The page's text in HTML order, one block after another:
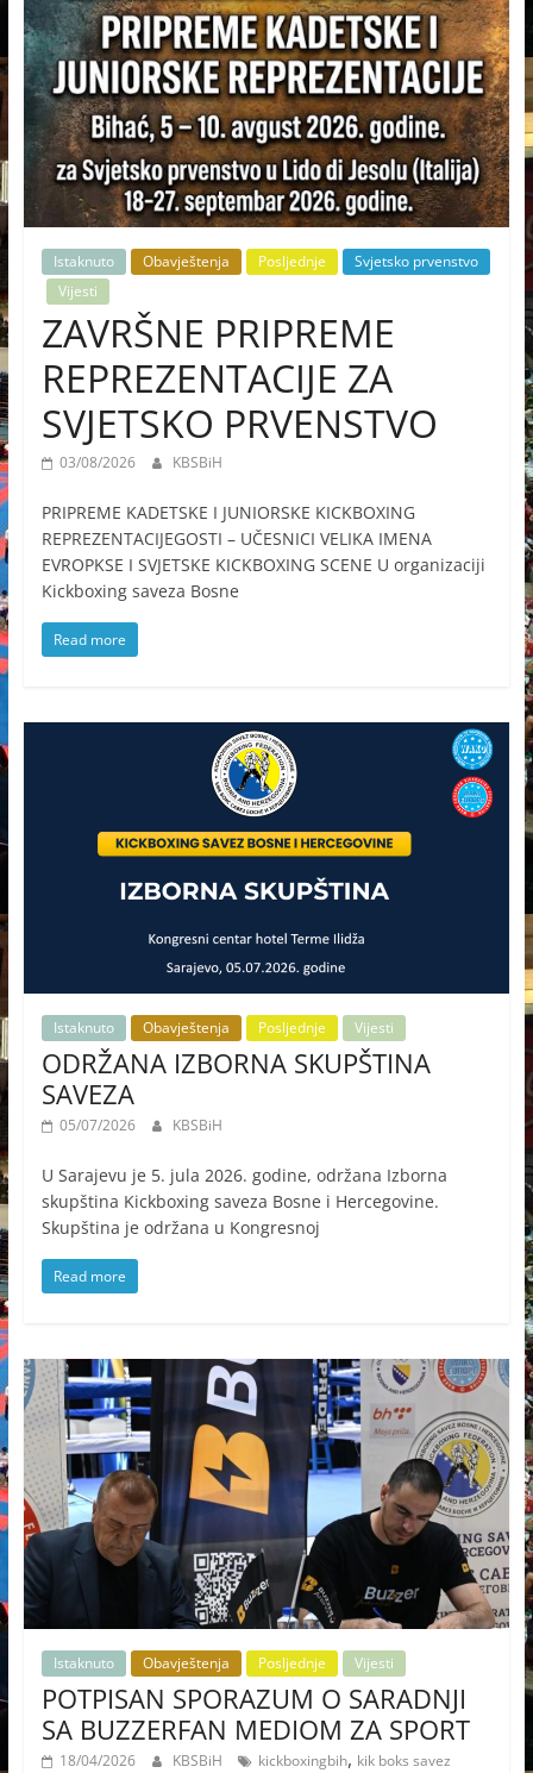
Istaknuto Obavještenja Posljednje
Svjetsko prvenstvo
Vijesti
ZAVRŠNE PRIPREME
REPREZENTACIJE ZA
SVJETSKO PRVENSTVO
03/08/2026 KBSBiH
PRIPREME KADETSKE I JUNIORSKE KICKBOXING
REPREZENTACIJEGOSTI – UČESNICI VELIKA IMENA
EVROPKSE I SVJETSKE KICKBOXING SCENE U organizaciji
Kickboxing saveza Bosne
Read more
Istaknuto Obavještenja Posljednje Vijesti
ODRŽANA IZBORNA SKUPŠTINA
SAVEZA
05/07/2026 KBSBiH
U Sarajevu je 5. jula 2026. godine, održana Izborna
skupština Kickboxing saveza Bosne i Hercegovine.
Skupština je održana u Kongresnoj
Read more
Istaknuto Obavještenja Posljednje Vijesti
POTPISAN SPORAZUM O SARADNJI
SA BUZZERFAN MEDIOM ZA SPORT
18/04/2026 KBSBiH kickboxingbih, kik boks savez